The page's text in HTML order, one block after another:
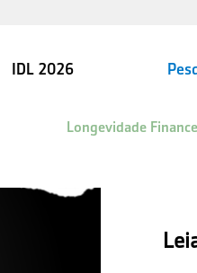
IDL 2026
Longevidade